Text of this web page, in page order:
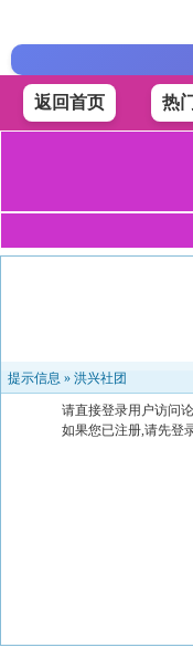
返回首页 热
提示信息 » 洪兴社团
请直接登录用户访问
如果您已注册,请先登